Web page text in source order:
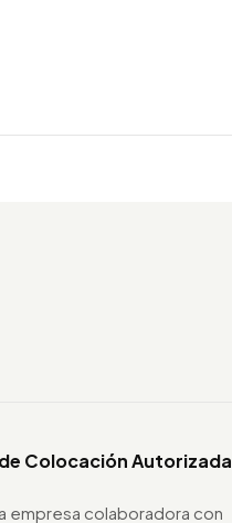
Colocación Autorizada
empresa colaboradora con